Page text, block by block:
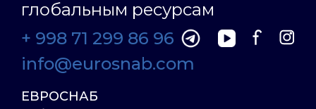
глобальным ресурсам
+ 998 71 299 86 96
info@eurosnab.com
ЕВРОСНАБ